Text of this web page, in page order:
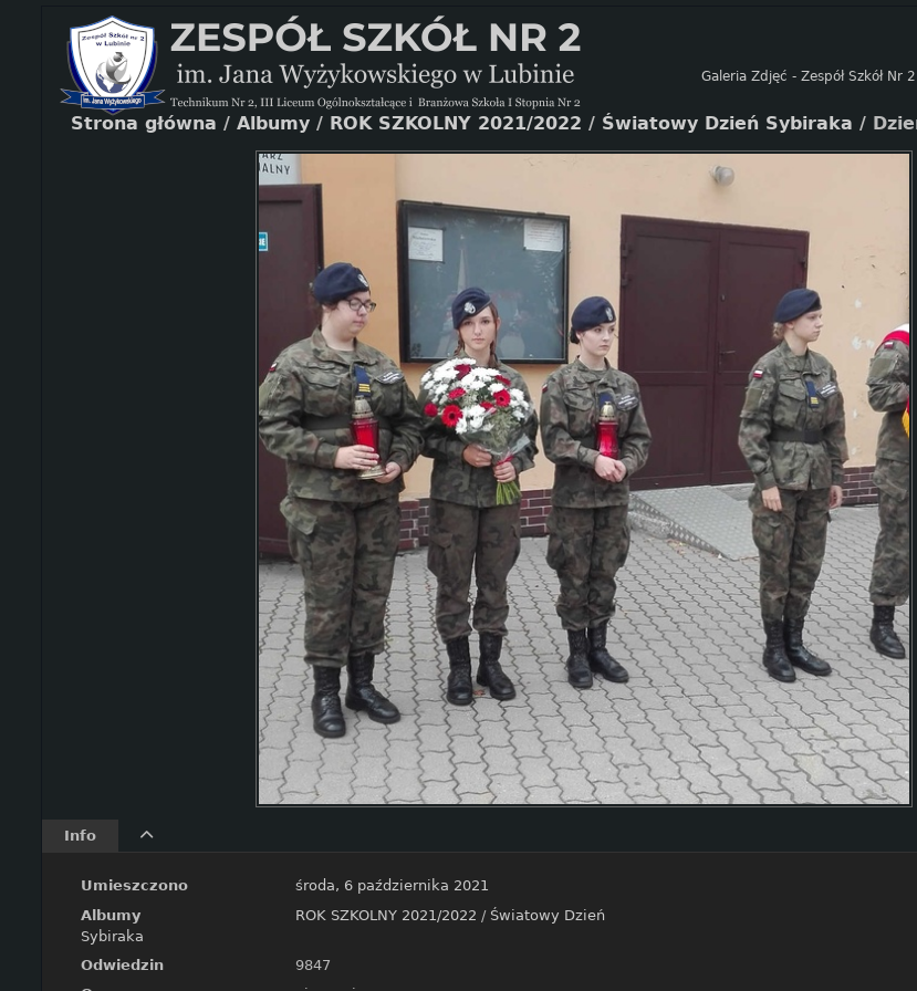
Galeria Zdjęć - Zespół Szkół
Strona główna / Albumy / ROK SZKOLNY 2021/2022 / Światowy Dzień Sybiraka /
Info
Umieszczono
środa, 6 października 2021
Albumy
ROK SZKOLNY 2021/2022 / Światowy Dzień
Sybiraka
Odwiedzin
9847